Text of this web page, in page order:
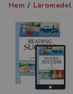
Hem / Läromedel